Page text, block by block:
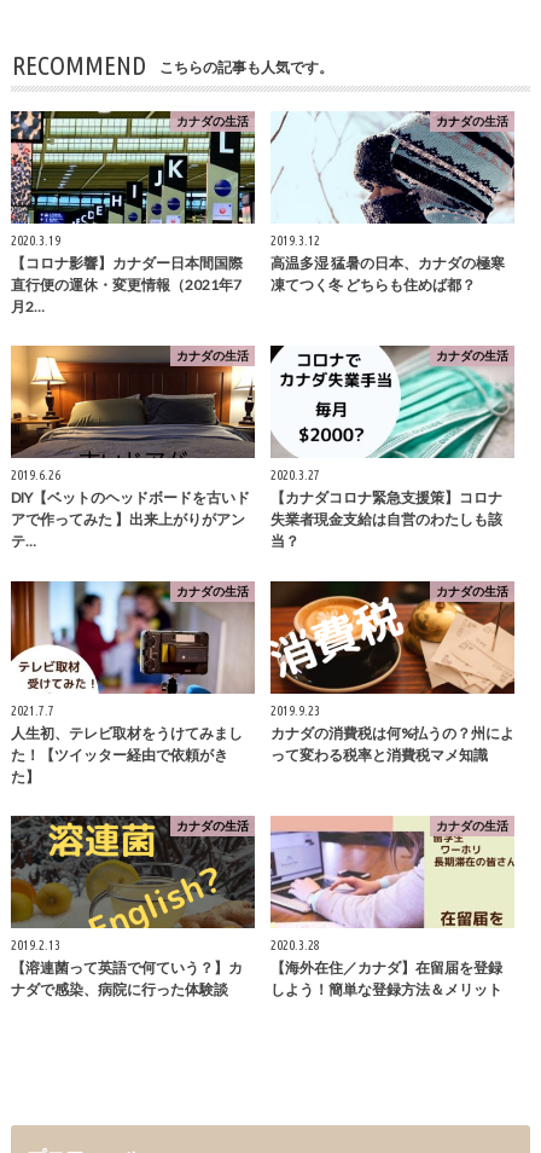
RECOMMEND こちらの記事も人気です。
カナダの生活
2020.3.19
【コロナ影響】カナダー日本間国際
直行便の運休・変更情報（2021年7
月2…
カナダの生活
2019.3.12
高温多湿 猛暑の日本、カナダの極寒
凍てつく冬 どちらも住めば都？
カナダの生活
2019.6.26
DIY【ベットのヘッドボードを古いド
アで作ってみた 】出来上がりがアン
テ…
カナダの生活
2020.3.27
【カナダコロナ緊急支援策】コロナ
失業者現金支給は自営のわたしも該
当？
カナダの生活
2021.7.7
人生初、テレビ取材をうけてみまし
た！【ツイッター経由で依頼がき
た】
カナダの生活
2019.9.23
カナダの消費税は何%払うの？州によ
って変わる税率と消費税マメ知識
カナダの生活
2019.2.13
【溶連菌って英語で何ていう？】カ
ナダで感染、病院に行った体験談
カナダの生活
2020.3.28
【海外在住／カナダ】在留届を登録
しよう！簡単な登録方法＆メリット